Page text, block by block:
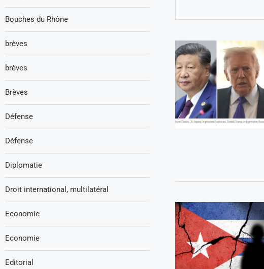
Bouches du Rhône
brèves
brèves
Brèves
Défense
Défense
Diplomatie
Droit international, multilatéral
Economie
Economie
Editorial